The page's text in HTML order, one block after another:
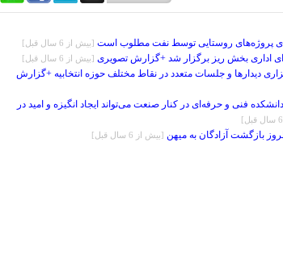
پروژه‌های روستایی توسط نفت مطلوب است [بيش از 6 سال قبل]
اداری بخش ریز برگزار شد +گزارش تصویری [بيش از 6 سال قبل]
دیدارها و جلسات متعدد در نقاط مختلف حوزه انتخابیه +گزارش
فنی و حرفه‌ای در کنار صنعت می‌تواند ایجاد انگیزه و امید در
بازگشت آزادگان به میهن [بيش از 6 سال قبل]